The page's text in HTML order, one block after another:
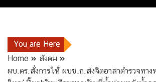
You are Here
Home
สังคม
ผบ.ตร.สั่งการให้ ผบช.ก.ส่งจิตอาสาตำรวจทาง